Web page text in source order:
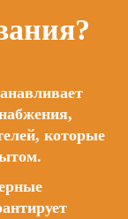
которые